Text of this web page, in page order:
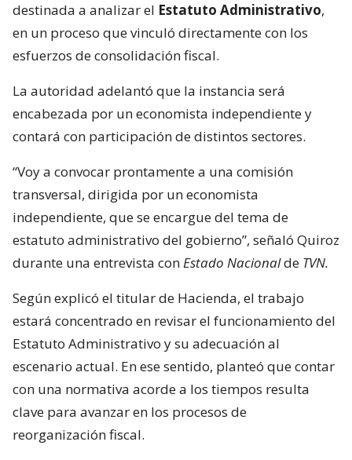
destinada a analizar el Estatuto Administrativo,
en un proceso que vinculó directamente con los
esfuerzos de consolidación fiscal.
La autoridad adelantó que la instancia será
encabezada por un economista independiente y
contará con participación de distintos sectores.
“Voy a convocar prontamente a una comisión
transversal, dirigida por un economista
independiente, que se encargue del tema de
estatuto administrativo del gobierno”, señaló Quiroz
durante una entrevista conEstado Nacionalde TVN.
Según explicó el titular de Hacienda, el trabajo
estará concentrado en revisar el funcionamiento del
Estatuto Administrativo y su adecuación al
escenario actual. En ese sentido, planteó que contar
con una normativa acorde a los tiempos resulta
clave para avanzar en los procesos de
reorganización fiscal.